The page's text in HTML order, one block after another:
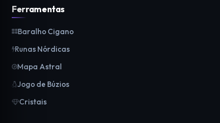
Ferramentas
Baralho Cigano
Runas Nórdicas
Mapa Astral
Jogo de Búzios
Cristais